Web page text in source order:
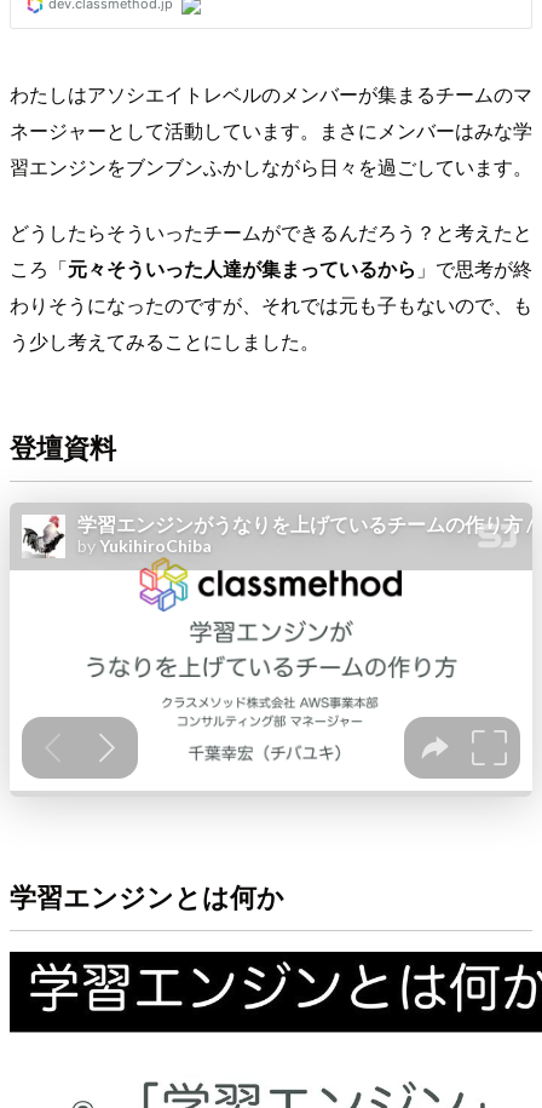
わたしはアソシエイトレベルのメンバーが集まるチームのマ
ネージャーとして活動しています。まさにメンバーはみな学
習エンジンをブンブンふかしながら日々を過ごしています。
どうしたらそういったチームができるんだろう？と考えたと
ころ「元々そういった人達が集まっているから 」で思考が終
わりそうになったのですが、それでは元も子もないので、も
う少し考えてみることにしました。
登壇資料
学習エンジンとは何か